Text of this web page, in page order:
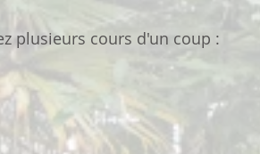
plusieurs cours d'un coup :